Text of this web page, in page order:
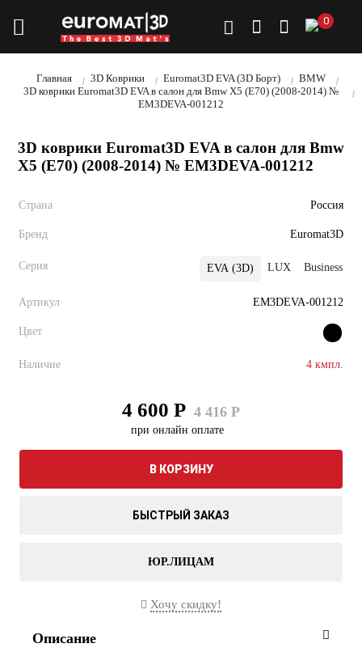
0
Главная 3D Коврики Euromat3D EVA (3D Борт)
BMW
3D коврики Euromat3D EVA в салон для Bmw X5 (E70) (2008-2014) №
EM3DEVA-001212
3D коврики Euromat3D EVA в салон для Bmw
X5 (E70) (2008-2014) № EM3DEVA-001212
Страна Россия
Бренд Euromat3D
Серия EVA (3D) LUX Business
Артикул EM3DEVA-001212
Цвет
Наличие 4 кмпл.
4 600 Р 4 416 Р
при онлайн оплате
В КОРЗИНУ
БЫСТРЫЙ ЗАКАЗ
ЮР.ЛИЦАМ
Хочу скидку!
Описание